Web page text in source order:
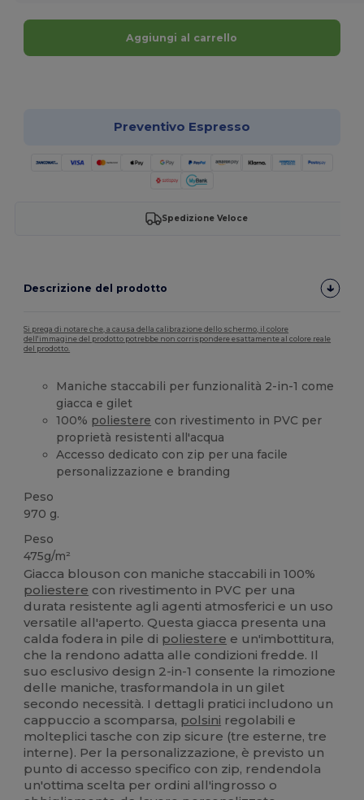
Aggiungi al carrello
Preventivo Espresso
Spedizione Veloce
Descrizione del prodotto
Si prega di notare che, a causa della calibrazione dello schermo, il colore
dell'immagine del prodotto potrebbe non corrispondere esattamente al colore reale
del prodotto.
Maniche staccabili per funzionalità 2-in-1 come
giacca e gilet
100% poliestere con rivestimento in PVC per
proprietà resistenti all'acqua
Accesso dedicato con zip per una facile
personalizzazione e branding
Peso
970 g.
Peso
475g/m²
Giacca blouson con maniche staccabili in 100%
poliestere con rivestimento in PVC per una
durata resistente agli agenti atmosferici e un uso
versatile all'aperto. Questa giacca presenta una
calda fodera in pile di poliestere e un'imbottitura,
che la rendono adatta alle condizioni fredde. Il
suo esclusivo design 2-in-1 consente la rimozione
delle maniche, trasformandola in un gilet
secondo necessità. I dettagli pratici includono un
cappuccio a scomparsa, polsini regolabili e
molteplici tasche con zip sicure (tre esterne, tre
interne). Per la personalizzazione, è previsto un
punto di accesso specifico con zip, rendendola
un'ottima scelta per ordini all'ingrosso o